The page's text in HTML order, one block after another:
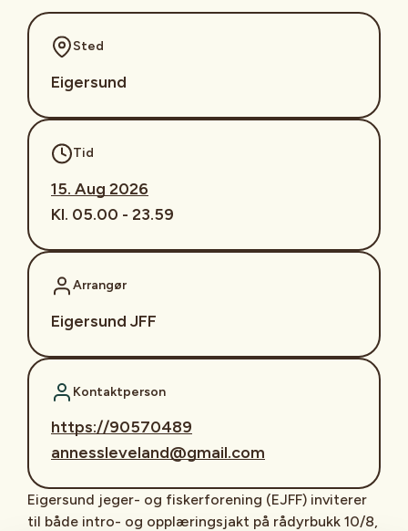
Sted
Eigersund
Tid
15. Aug 2026
Kl. 05.00 - 23.59
Arrangør
Eigersund JFF
Kontaktperson
https://90570489
annessleveland@gmail.com
Eigersund jeger- og fiskerforening (EJFF) inviterer
til både intro- og opplæringsjakt på rådyrbukk 10/8,